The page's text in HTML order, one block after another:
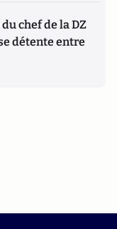
chef de la DZ
détente entre